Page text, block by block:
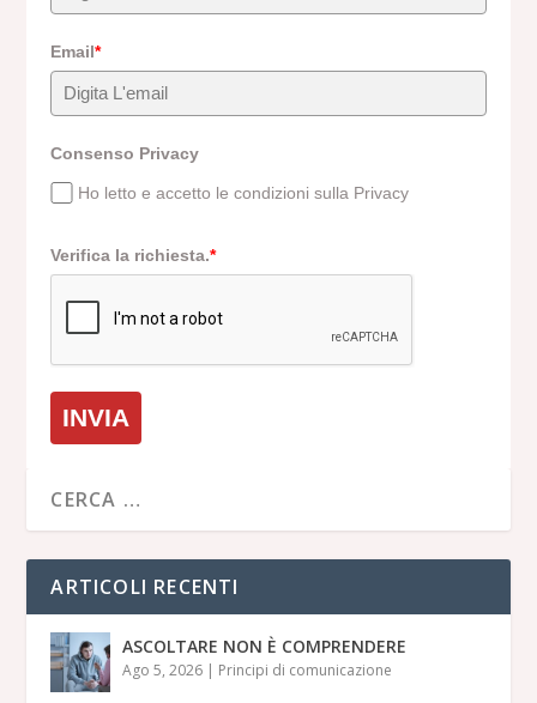
Email*
Consenso Privacy
Ho letto e accetto le condizioni sulla Privacy
Verifica la richiesta.*
INVIA
ARTICOLI RECENTI
ASCOLTARE NON È COMPRENDERE
Ago 5, 2026 | Principi di comunicazione